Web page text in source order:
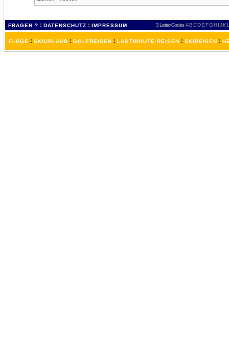
FRAGEN ? : DATENSCHUTZ : IMPRESSUM 3 Letter-Codes ABCDEFGH IJKL
FLÜGE : SKIURLAUB : GOLFREISEN : LASTMINUTE REISEN : SKIREISEN :